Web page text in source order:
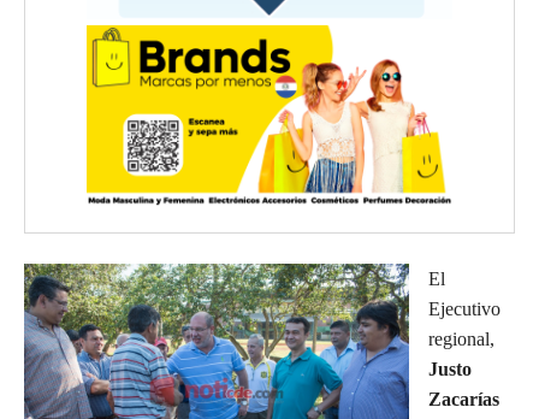
El
Ejecutivo
regional,
Justo
Zacarías